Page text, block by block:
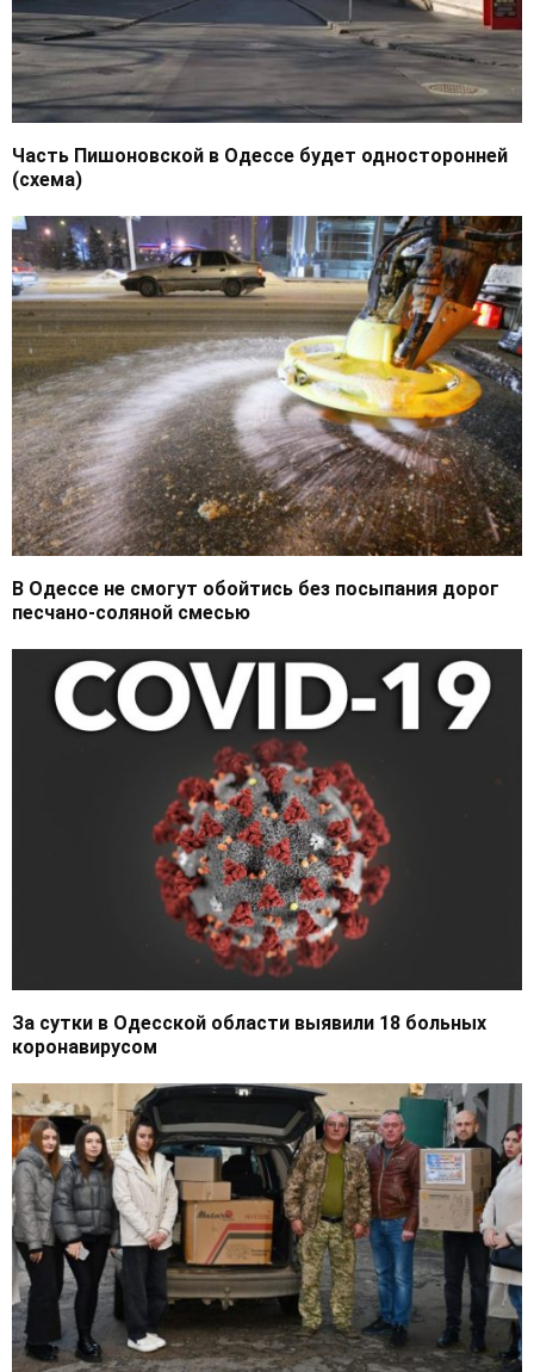
Часть Пишоновской в Одессе будет односторонней
(схема)
В Одессе не смогут обойтись без посыпания дорог
песчано-соляной смесью
За сутки в Одесской области выявили 18 больных
коронавирусом